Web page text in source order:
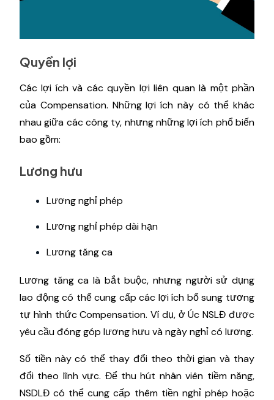
Quyền lợi
Các lợi ích và các quyền lợi liên quan là một phần
của Compensation. Những lợi ích này có thể khác
nhau giữa các công ty, nhưng những lợi ích phổ biến
bao gồm:
Lương hưu
Lương nghỉ phép
Lương nghỉ phép dài hạn
Lương tăng ca
Lương tăng ca là bắt buộc, nhưng người sử dụng
lao động có thể cung cấp các lợi ích bổ sung tương
tự hình thức Compensation. Ví dụ, ở Úc NSLĐ được
yêu cầu đóng góp lương hưu và ngày nghỉ có lương.
Số tiền này có thể thay đổi theo thời gian và thay
đổi theo lĩnh vực. Để thu hút nhân viên tiềm năng,
NSDLĐ có thể cung cấp thêm tiền nghỉ phép hoặc